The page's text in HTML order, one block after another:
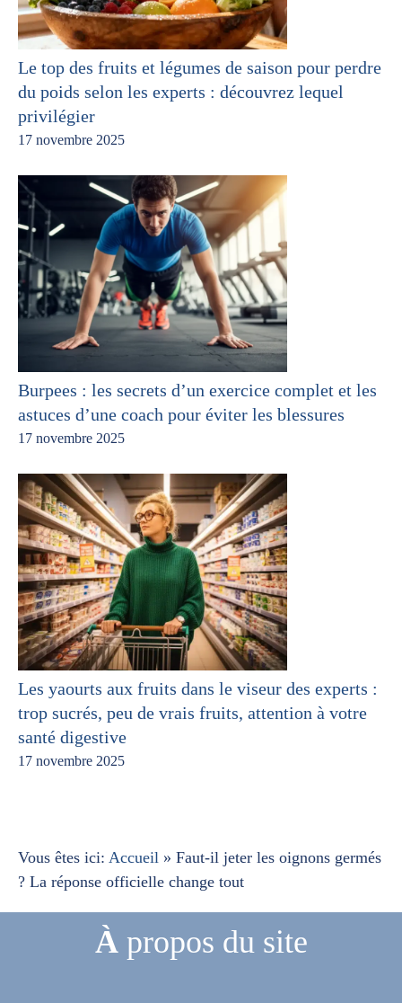
Le top des fruits et légumes de saison pour perdre
du poids selon les experts : découvrez lequel
privilégier
17 novembre 2025
Burpees : les secrets d’un exercice complet et les
astuces d’une coach pour éviter les blessures
17 novembre 2025
Les yaourts aux fruits dans le viseur des experts :
trop sucrés, peu de vrais fruits, attention à votre
santé digestive
17 novembre 2025
Vous êtes ici: Accueil » Faut-il jeter les oignons germés
? La réponse officielle change tout
Àpropos du site